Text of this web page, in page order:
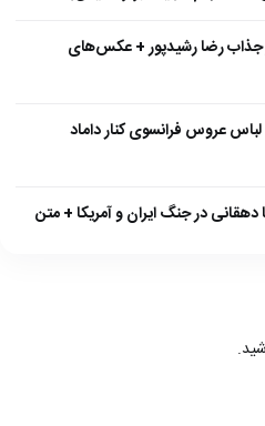
جذاب رضا رشیدپور + عکس‌های
عروس فرانسوی کنار داماد
در جنگ ایران و آمریکا + متن